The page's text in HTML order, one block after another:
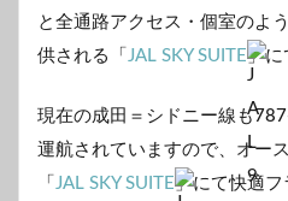
と全通路アクセス・個室のよ
供される「 JAL SKY SUITE」に
現在の成田＝シドニー線も
運航されていますので、オー
「 JAL SKY SUITE」にて快適フ